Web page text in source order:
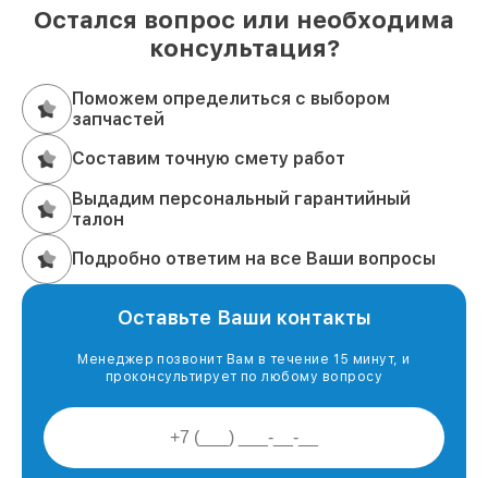
Остался вопрос или необходима
консультация?
Поможем определиться с выбором
запчастей
Составим точную смету работ
Выдадим персональный гарантийный
талон
Подробно ответим на все Ваши вопросы
Оставьте Ваши контакты
Менеджер позвонит Вам в течение 15 минут, и
проконсультирует по любому вопросу